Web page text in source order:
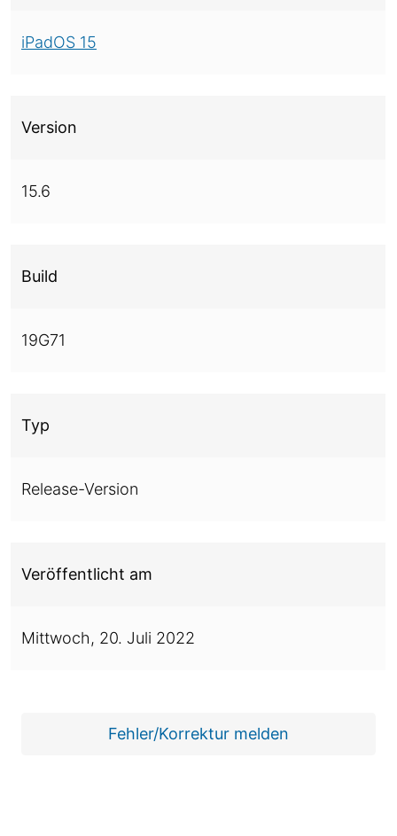
iPadOS 15
Version
15.6
Build
19G71
Typ
Release-Version
Veröffentlicht am
Mittwoch, 20. Juli 2022
Fehler/Korrektur melden